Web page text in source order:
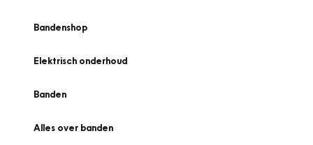
Bandenshop
Elektrisch onderhoud
Banden
Alles over banden